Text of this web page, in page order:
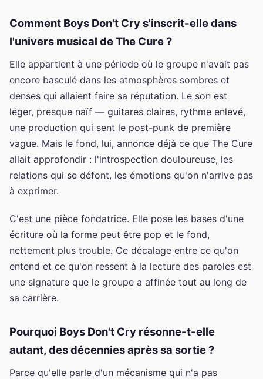
Comment Boys Don't Cry s'inscrit-elle dans
l'univers musical de The Cure ?
Elle appartient à une période où le groupe n'avait pas
encore basculé dans les atmosphères sombres et
denses qui allaient faire sa réputation. Le son est
léger, presque naïf — guitares claires, rythme enlevé,
une production qui sent le post-punk de première
vague. Mais le fond, lui, annonce déjà ce que The Cure
allait approfondir : l'introspection douloureuse, les
relations qui se défont, les émotions qu'on n'arrive pas
à exprimer.
C'est une pièce fondatrice. Elle pose les bases d'une
écriture où la forme peut être pop et le fond,
nettement plus trouble. Ce décalage entre ce qu'on
entend et ce qu'on ressent à la lecture des paroles est
une signature que le groupe a affinée tout au long de
sa carrière.
Pourquoi Boys Don't Cry résonne-t-elle
autant, des décennies après sa sortie ?
Parce qu'elle parle d'un mécanisme qui n'a pas